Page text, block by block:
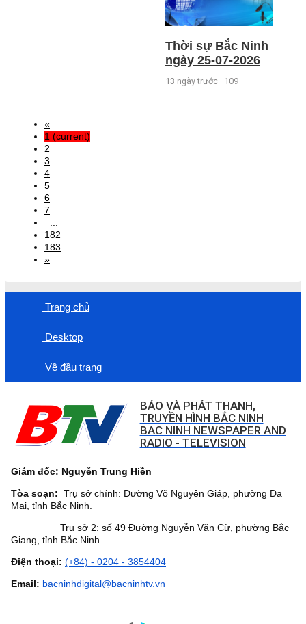
Thời sự Bắc Ninh
ngày 25-07-2026
13 ngày trước 109
«
1 (current)
2
3
4
5
6
7
182
183
»
Trang chủ
Desktop
Về đầu trang
BÁO VÀ PHÁT THANH,
TRUYỀN HÌNH BẮC NINH
BAC NINH NEWSPAPER AND
RADIO - TELEVISION
Giám đốc: Nguyễn Trung Hiền
Tòa soạn: Trụ sở chính: Đường Võ Nguyên Giáp, phường Đa
Mai, tỉnh Bắc Ninh.
Trụ sở 2: số 49 Đường Nguyễn Văn Cừ, phường Bắc
Giang, tỉnh Bắc Ninh
Điện thoại: (+84) - 0204 - 3854404
Email: bacninhdigital@bacninhtv.vn